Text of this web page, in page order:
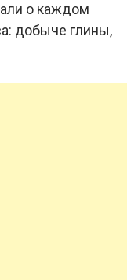
о каждом
добыче глины,